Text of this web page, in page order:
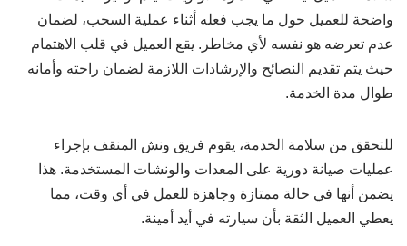
واضحة للعميل حول ما يجب فعله أثناء عملية السحب، لضمان
عدم تعرضه هو نفسه لأي مخاطر. يقع العميل في قلب الاهتمام
حيث يتم تقديم النصائح والإرشادات اللازمة لضمان راحته وأمانه
طوال مدة الخدمة.
للتحقق من سلامة الخدمة، يقوم فريق ونش المنقف بإجراء
عمليات صيانة دورية على المعدات والونشات المستخدمة. هذا
يضمن أنها في حالة ممتازة وجاهزة للعمل في أي وقت، مما
يعطي العميل الثقة بأن سيارته في أيد أمينة.